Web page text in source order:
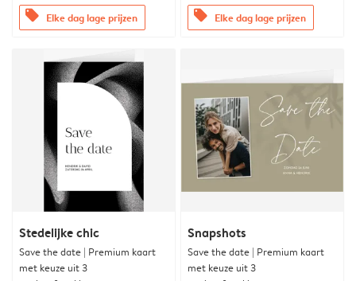
offers Elke dag lage prijzen offers Elke dag lage prijzen
Stedelijke chic
Save the date | Premium kaart
met keuze uit 3
Snapshots
Save the date | Premium kaart
met keuze uit 3